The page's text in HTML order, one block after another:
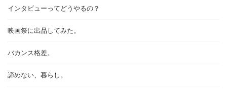
インタビューってどうやるの？
映画祭に出品してみた。
バカンス格差。
諦めない、暮らし。